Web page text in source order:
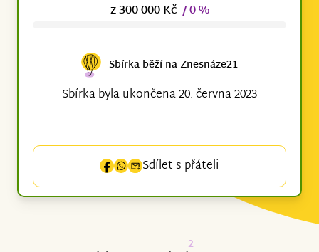
z 300 000 Kč / 0 %
Sbírka běží na Znesnáze21
Sbírka byla ukončena 20. června 2023
Sdílet s přáteli
2